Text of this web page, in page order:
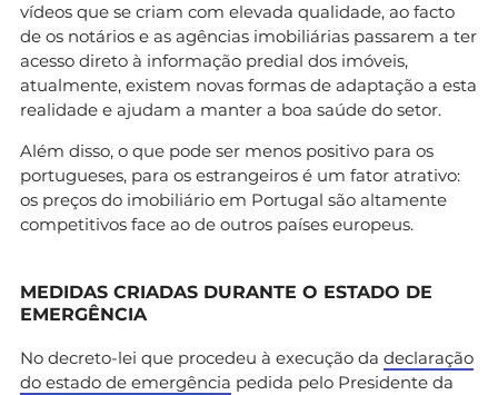
vídeos que se criam com elevada qualidade, ao facto
de os notários e as agências imobiliárias passarem a ter
acesso direto à informação predial dos imóveis,
atualmente, existem novas formas de adaptação a esta
realidade e ajudam a manter a boa saúde do setor.
Além disso, o que pode ser menos positivo para os
portugueses, para os estrangeiros é um fator atrativo:
os preços do imobiliário em Portugal são altamente
competitivos face ao de outros países europeus.
MEDIDAS CRIADAS DURANTE O ESTADO DE
EMERGÊNCIA
No decreto-lei que procedeu à execução da declaração
do estado de emergência pedida pelo Presidente da